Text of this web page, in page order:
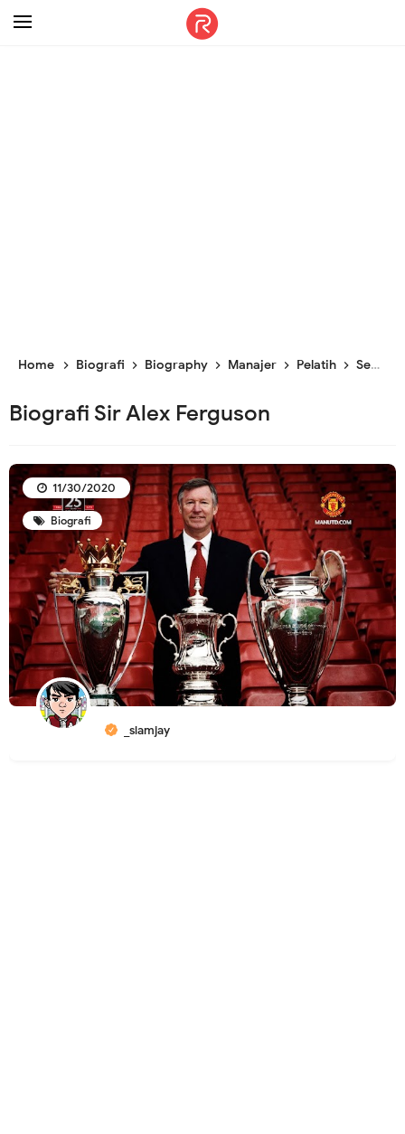
Home Biografi Biography Manajer Pelatih Sepakbola
Biografi Sir Alex Ferguson
Biografi
_slamjay
11/30/2020